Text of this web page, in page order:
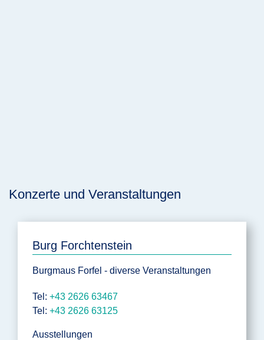
Konzerte und Veranstaltungen
Burg Forchtenstein
Burgmaus Forfel - diverse Veranstaltungen
Tel: +43 2626 63467
Tel: +43 2626 63125
Ausstellungen